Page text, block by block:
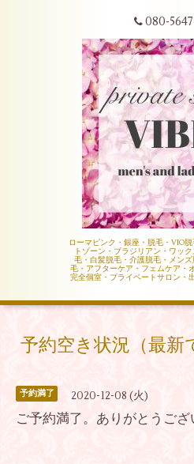
080-
ローマピンク・銀座・脱毛・VIO
トゾーン・ブラジリアン・ワッ
毛・白髪脱毛・介護脱毛・メン
毛・アフターケア・フェムケア・
完全個室・プライベートサロン・
予約空き状況（最新
予約満了 2020-12-08 (火)
ご予約満了。ありがとうござ